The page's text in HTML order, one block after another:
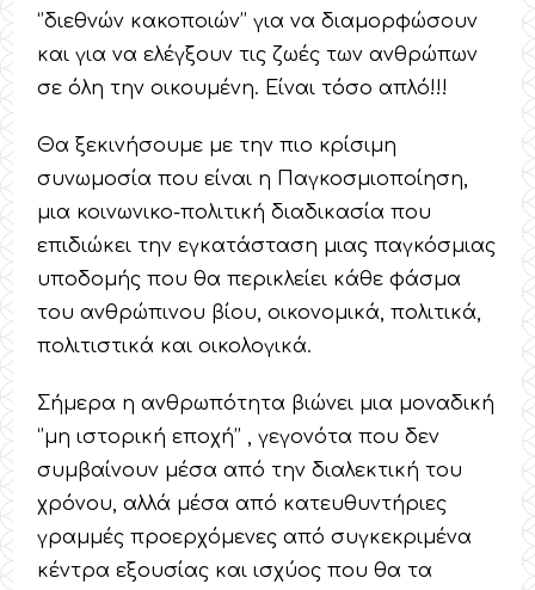
‘’διεθνών κακοποιών’’ για να διαμορφώσουν
και για να ελέγξουν τις ζωές των ανθρώπων
σε όλη την οικουμένη. Είναι τόσο απλό!!!
Θα ξεκινήσουμε με την πιο κρίσιμη
συνωμοσία που είναι η Παγκοσμιοποίηση,
μια κοινωνικο-πολιτική διαδικασία που
επιδιώκει την εγκατάσταση μιας παγκόσμιας
υποδομής που θα περικλείει κάθε φάσμα
του ανθρώπινου βίου, οικονομικά, πολιτικά,
πολιτιστικά και οικολογικά.
Σήμερα η ανθρωπότητα βιώνει μια μοναδική
‘’μη ιστορική εποχή’’ , γεγονότα που δεν
συμβαίνουν μέσα από την διαλεκτική του
χρόνου, αλλά μέσα από κατευθυντήριες
γραμμές προερχόμενες από συγκεκριμένα
κέντρα εξουσίας και ισχύος που θα τα